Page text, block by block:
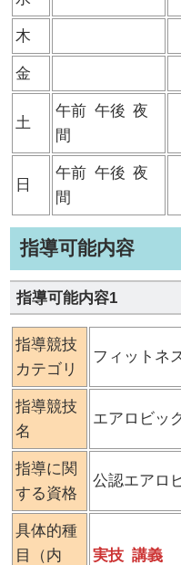
木
金
土
午前 午後 夜
間
日
午前 午後 夜
間
指導可能内容
指導可能内容1
指導競技
カテゴリ
フィットネ
指導競技
名
エアロビッ
指導に関
する資格
公認エアロ
具体的種
目（内
実技 講義